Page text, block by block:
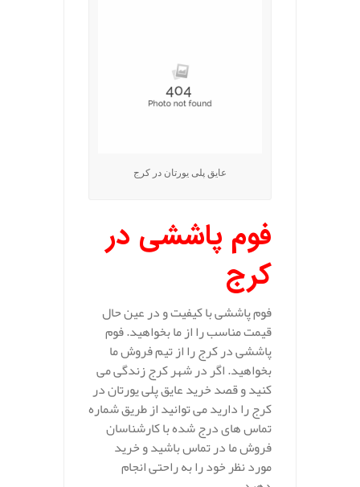
عایق پلی یورتان در کرج
فوم پاششی در
کرج
فوم پاششی با کیفیت و در عین حال
قیمت مناسب را از ما بخواهید. فوم
پاششی در کرج را از تیم فروش ما
بخواهید. اگر در شهر کرج زندگی می
کنید و قصد خرید عایق پلی یورتان در
کرج را دارید می توانید از طریق شماره
تماس های درج شده با کارشناسان
فروش ما در تماس باشید و خرید
مورد نظر خود را به راحتی انجام